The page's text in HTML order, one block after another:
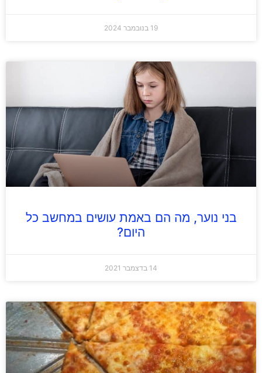
19 בנובמבר 2024
בני נוער, מה הם באמת עושים במחשב כל
היום?
14 בדצמבר 2021